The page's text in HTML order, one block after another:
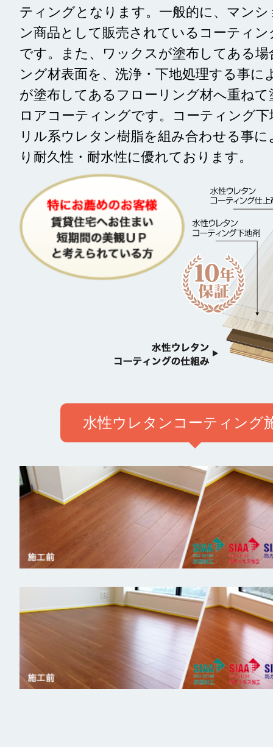
ティングとなります。一般的に、マン
ン商品として販売されているコーティ
です。また、ワックスが塗布してある
ング材表面を、洗浄・下地処理する事に
が塗布してあるフローリング材へ重ねて
ロアコーティングです。コーティング
リル系ウレタン樹脂を組み合わせる事
り耐久性・耐水性に優れております。
水性ウレタンコーティング